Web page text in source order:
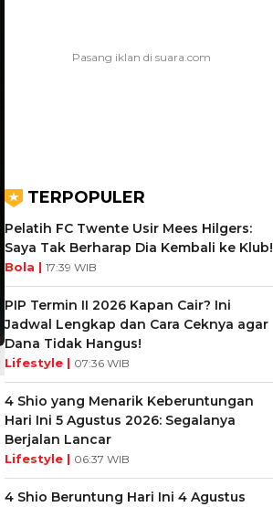
TERPOPULER
Pelatih FC Twente Usir Mees Hilgers:
Saya Tak Berharap Dia Kembali ke Klub!
Bola | 17:39 WIB
PIP Termin II 2026 Kapan Cair? Ini
Jadwal Lengkap dan Cara Ceknya agar
Dana Tidak Hangus!
Lifestyle | 07:36 WIB
4 Shio yang Menarik Keberuntungan
Hari Ini 5 Agustus 2026: Segalanya
Berjalan Lancar
Lifestyle | 06:37 WIB
4 Shio Beruntung Hari Ini 4 Agustus